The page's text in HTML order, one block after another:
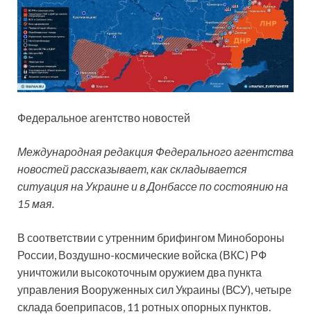
Федеральное агентство новостей
Международная редакция Федерального агентства
новостей рассказывает, как складывается
ситуация на Украине и в Донбассе по состоянию на
15 мая.
В соответствии с утренним брифингом Минобороны
России, Воздушно-космические войска (ВКС) РФ
уничтожили высокоточным оружием два пункта
управления Вооруженных сил Украины (ВСУ), четыре
склада боеприпасов, 11 ротных опорных пунктов.